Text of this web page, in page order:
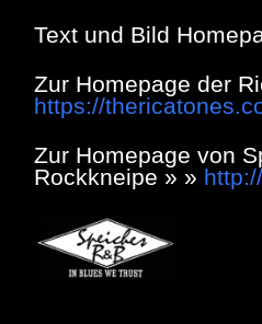
Text und Bild
Zur Homepage der
https://
Zur Homepage von
Rockkneipe » »